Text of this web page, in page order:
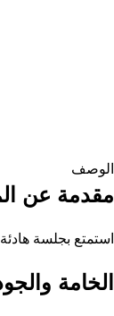
الوصف
مقدمة عن
استمتع بجلسة هادئة وعصرية في بلكونتك مع
الخامة